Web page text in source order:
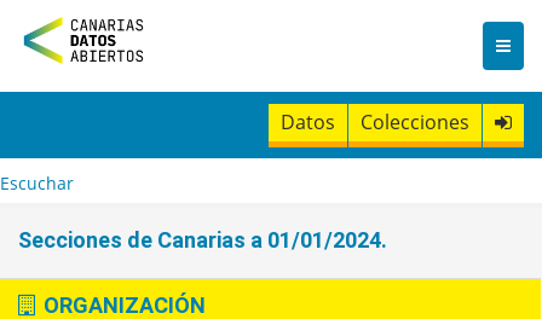
n
t
d
Datos Colecciones
Escuchar
Secciones de Canarias a 01/01/2024.
ORGANIZACIÓN